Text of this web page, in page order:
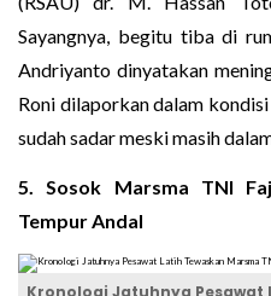
Sayangnya, begitu tiba di
Andriyanto dinyatakan
Roni dilaporkan dalam
sudah sadar meski masih
5. Sosok Marsma TNI
Tempur Andal